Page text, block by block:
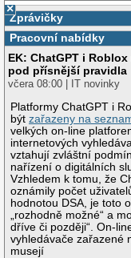
×
Zprávičky
Pracovní nabídky
EK: ChatGPT i
pod přísnější pravidla
včera 08:00 | IT novinky
Platformy ChatGPT i
býtzařazeny na
velkých on-line
internetových
vztahují zvláštní
nařízení o digitálních
Vzhledem k tomu, že
oznámily počet
hodnotou DSA, je toto
„rozhodně možné“ a
dříve či později“. On-
vyhledávače zařazené
musejí